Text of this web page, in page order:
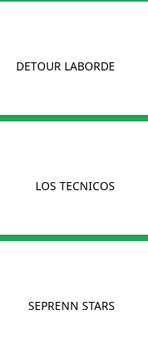
DETOUR LABORDE
LOS TECNICOS
SEPRENN STARS